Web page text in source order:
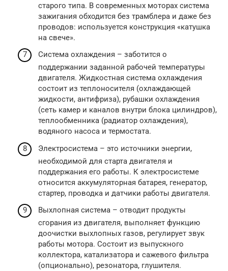
старого типа. В современных моторах система
зажигания обходится без трамблера и даже без
проводов: используется конструкция «катушка
на свече».
Система охлаждения – заботится о
поддержании заданной рабочей температуры
двигателя. Жидкостная система охлаждения
состоит из теплоносителя (охлаждающей
жидкости, антифриза), рубашки охлаждения
(сеть камер и каналов внутри блока цилиндров),
теплообменника (радиатор охлаждения),
водяного насоса и термостата.
Электросистема – это источники энергии,
необходимой для старта двигателя и
поддержания его работы. К электросистеме
относится аккумуляторная батарея, генератор,
стартер, проводка и датчики работы двигателя.
Выхлопная система – отводит продукты
сгорания из двигателя, выполняет функцию
доочистки выхлопных газов, регулирует звук
работы мотора. Состоит из выпускного
коллектора, катализатора и сажевого фильтра
(опционально), резонатора, глушителя.